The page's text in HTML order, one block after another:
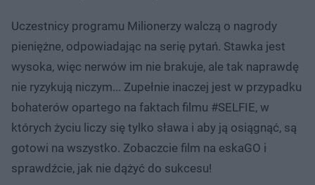
Uczestnicy programu Milionerzy walczą o nagrody
pieniężne, odpowiadając na serię pytań. Stawka jest
wysoka, więc nerwów im nie brakuje, ale tak naprawdę
nie ryzykują niczym... Zupełnie inaczej jest w przypadku
bohaterów opartego na faktach filmu #SELFIE, w
których życiu liczy się tylko sława i aby ją osiągnąć, są
gotowi na wszystko. Zobaczcie film na eskaGO i
sprawdźcie, jak nie dążyć do sukcesu!